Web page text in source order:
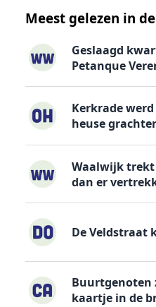
Meest gelezen in
Geslaagd
Petanque
Kerkrade
heuse
Waalwijk
dan er
De Veldstraat
Buurtgenoten
kaartje in de